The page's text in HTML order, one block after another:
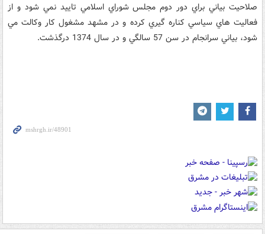
صلاحيت بياني براي دور دوم مجلس شوراي اسلامي تاييد نمي شود و از
فعاليت هاي سياسي کناره گيري کرده و در مشهد مشغول کار وکالت مي
شود، بياني سرانجام در سن 57 سالگي و در سال 1374 درگذشت.